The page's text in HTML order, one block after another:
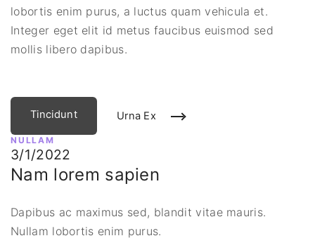
lobortis enim purus, a luctus quam vehicula et.
Integer eget elit id metus faucibus euismod sed
mollis libero dapibus.
Tincidunt Urna Ex
NULLAM
3/1/2022
Nam lorem sapien
Dapibus ac maximus sed, blandit vitae mauris.
Nullam lobortis enim purus.